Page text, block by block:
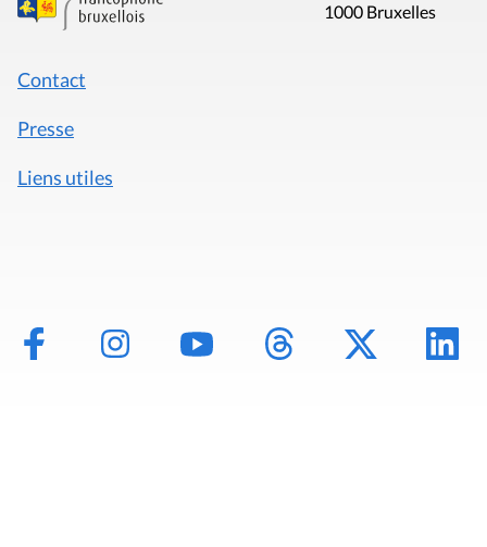
1000 Bruxelles
Contact
Presse
Liens utiles